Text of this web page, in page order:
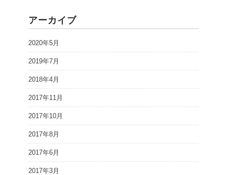
アーカイブ
2020年5月
2019年7月
2018年4月
2017年11月
2017年10月
2017年8月
2017年6月
2017年3月